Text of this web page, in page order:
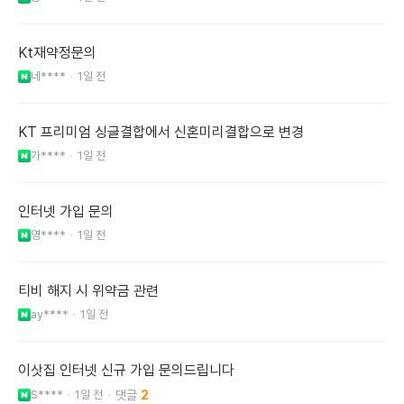
Kt재약정문의
네**** 1일 전
KT 프리미엄 싱글결합에서 신혼미리결합으로 변경
가**** 1일 전
인터넷 가입 문의
영**** 1일 전
티비 해지 시 위약금 관련
ay**** 1일 전
이삿집 인터넷 신규 가입 문의드립니다
S**** 1일 전 2